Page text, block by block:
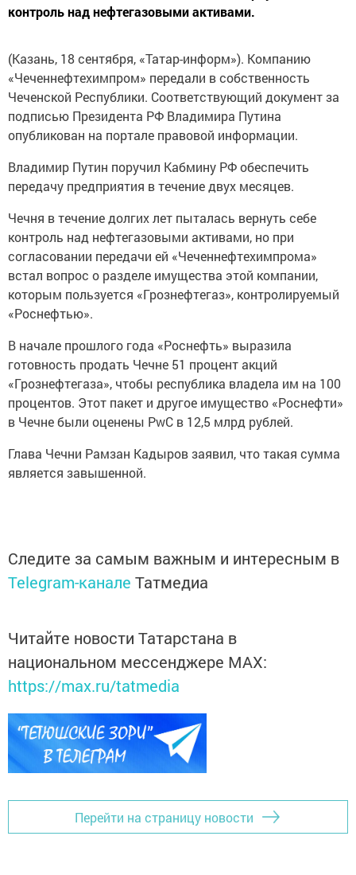
контроль над нефтегазовыми активами.
(Казань, 18 сентября, «Татар-информ»). Компанию
«Чеченнефтехимпром» передали в собственность
Чеченской Республики. Соответствующий документ за
подписью Президента РФ Владимира Путина
опубликован на портале правовой информации.
Владимир Путин поручил Кабмину РФ обеспечить
передачу предприятия в течение двух месяцев.
Чечня в течение долгих лет пыталась вернуть себе
контроль над нефтегазовыми активами, но при
согласовании передачи ей «Чеченнефтехимпрома»
встал вопрос о разделе имущества этой компании,
которым пользуется «Грознефтегаз», контролируемый
«Роснефтью».
В начале прошлого года «Роснефть» выразила
готовность продать Чечне 51 процент акций
«Грознефтегаза», чтобы республика владела им на 100
процентов. Этот пакет и другое имущество «Роснефти»
в Чечне были оценены PwC в 12,5 млрд рублей.
Глава Чечни Рамзан Кадыров заявил, что такая сумма
является завышенной.
Следите за самым важным и интересным в
Telegram-канале Татмедиа
Читайте новости Татарстана в
национальном мессенджере MАХ:
https://max.ru/tatmedia
Перейти на страницу новости